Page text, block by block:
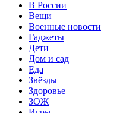
В России
Вещи
Военные новости
Гаджеты
Дети
Дом и сад
Еда
Звёзды
Здоровье
ЗОЖ